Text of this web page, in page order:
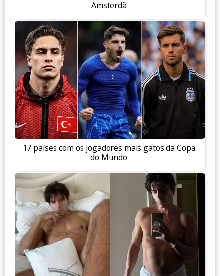
Amsterdã
17 países com os jogadores mais gatos da Copa
do Mundo